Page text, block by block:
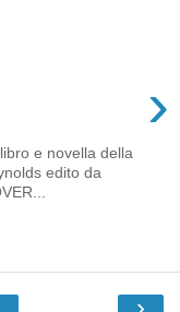
›
e novella della
edito da